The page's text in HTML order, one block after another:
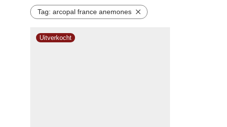
Tag: arcopal france anemones